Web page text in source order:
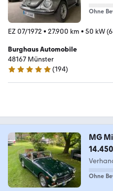
Ohne
EZ 07/1972 • 27.900 km • 50 kW
Burghaus Automobile
48167 Münster
4.8 Sterne
(194)
MG
Ohne